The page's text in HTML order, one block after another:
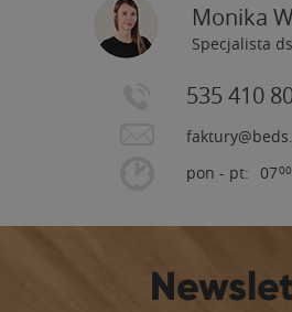
Monika
Specjalista
535 410
pon - pt: 0700